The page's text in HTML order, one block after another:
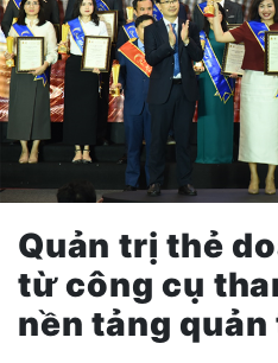
Quản trị thẻ
từ công cụ
nền tảng